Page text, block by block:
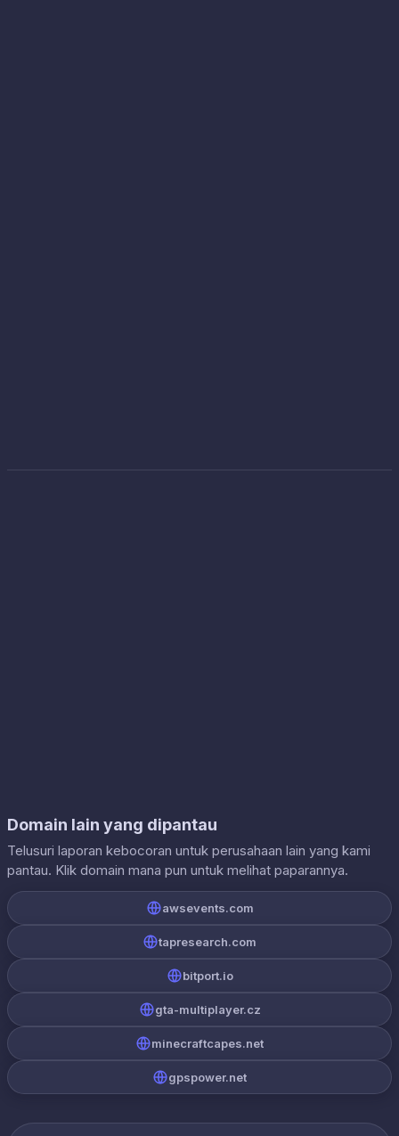
Domain lain yang dipantau
Telusuri laporan kebocoran untuk perusahaan lain yang kami
pantau. Klik domain mana pun untuk melihat paparannya.
awsevents.com
tapresearch.com
bitport.io
gta-multiplayer.cz
minecraftcapes.net
gpspower.net